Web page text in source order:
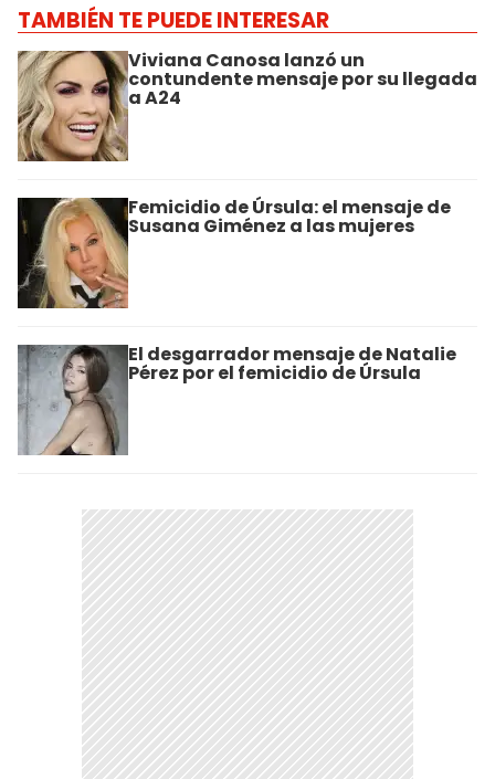
TAMBIÉN TE PUEDE INTERESAR
Viviana Canosa lanzó un
contundente mensaje por su llegada
a A24
Femicidio de Úrsula: el mensaje de
Susana Giménez a las mujeres
El desgarrador mensaje de Natalie
Pérez por el femicidio de Úrsula